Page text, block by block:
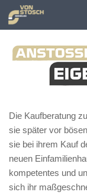
Zum Inhalt
Die Kaufberatung
sie später vor
sie bei ihrem Kauf
neuen
kompetentes und
sich ihr